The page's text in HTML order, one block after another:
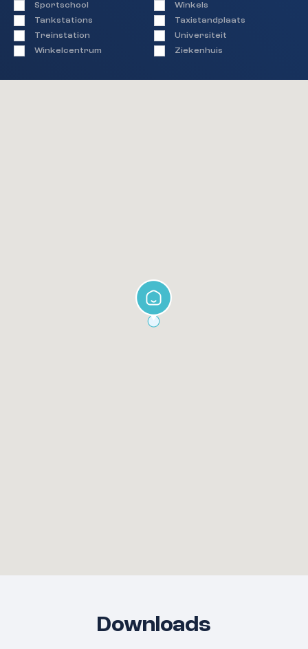
appartement dat geschikt is voor jong en oud.
Maak snel een afspraak voor een bezichtiging en
ervaar zelf het woongenot van dit fijne
Sportschool
Winkels
Tankstations
Taxistandplaats
Treinstation
Universiteit
Winkelcentrum
Ziekenhuis
Downloads